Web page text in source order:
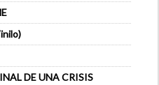
DE UNA CRISIS